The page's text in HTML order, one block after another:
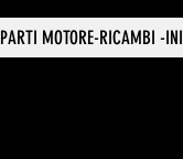
PARTI MOTORE-RICAMBI -